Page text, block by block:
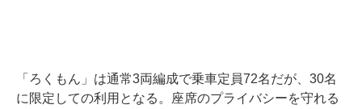
「ろくもん」は通常3両編成で乗車定員72名だが、30名
に限定しての利用となる。座席のプライバシーを守れる